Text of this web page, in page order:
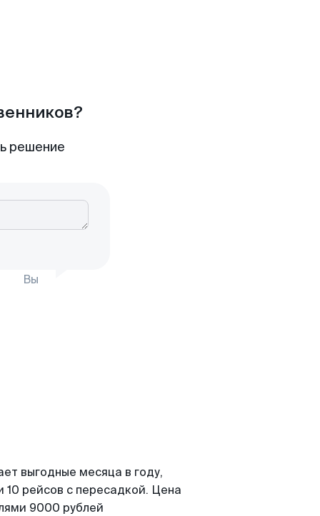
решение
Вы
выгодные месяца в году,
рейсов с пересадкой. Цена
9000 рублей